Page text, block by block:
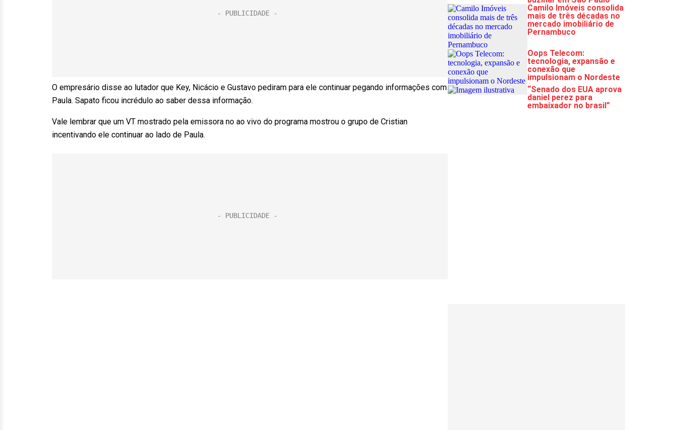
O empresário disse ao lutador que Key, Nicácio e Gustavo pediram para ele continuar pegando informações com
Paula. Sapato ficou incrédulo ao saber dessa informação.
Vale lembrar que um VT mostrado pela emissora no ao vivo do programa mostrou o grupo de Cristian
incentivando ele continuar ao lado de Paula.